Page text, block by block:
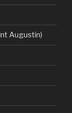
Augustin)